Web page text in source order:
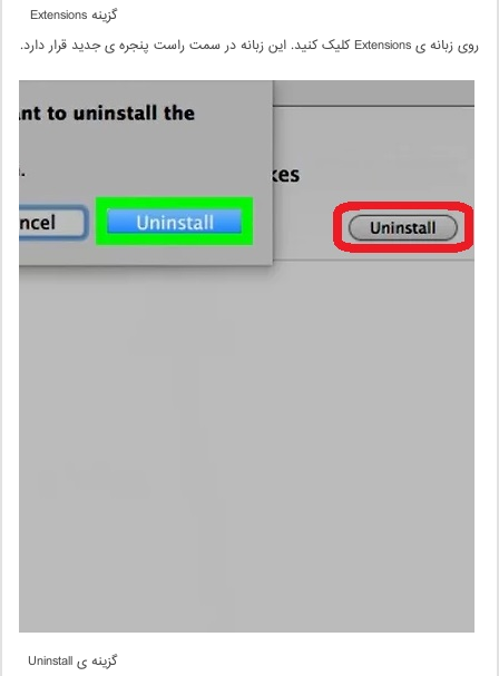
گزینه Extensions
روی زبانه ی Extensions کلیک کنید. این زبانه در سمت راست پنجره ی جدید قرار دارد.
گزینه ی Uninstall